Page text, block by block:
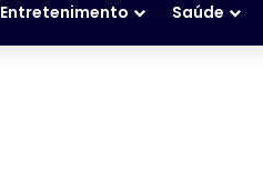
Entretenimento Saúde